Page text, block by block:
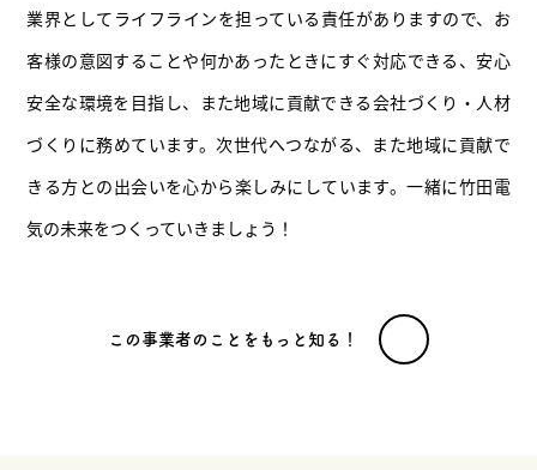
業界としてライフラインを担っている責任がありますので、お
客様の意図することや何かあったときにすぐ対応できる、安心
安全な環境を目指し、また地域に貢献できる会社づくり・人材
づくりに務めています。次世代へつながる、また地域に貢献で
きる方との出会いを心から楽しみにしています。一緒に竹田電
気の未来をつくっていきましょう！
この事業者のことをもっと知る！